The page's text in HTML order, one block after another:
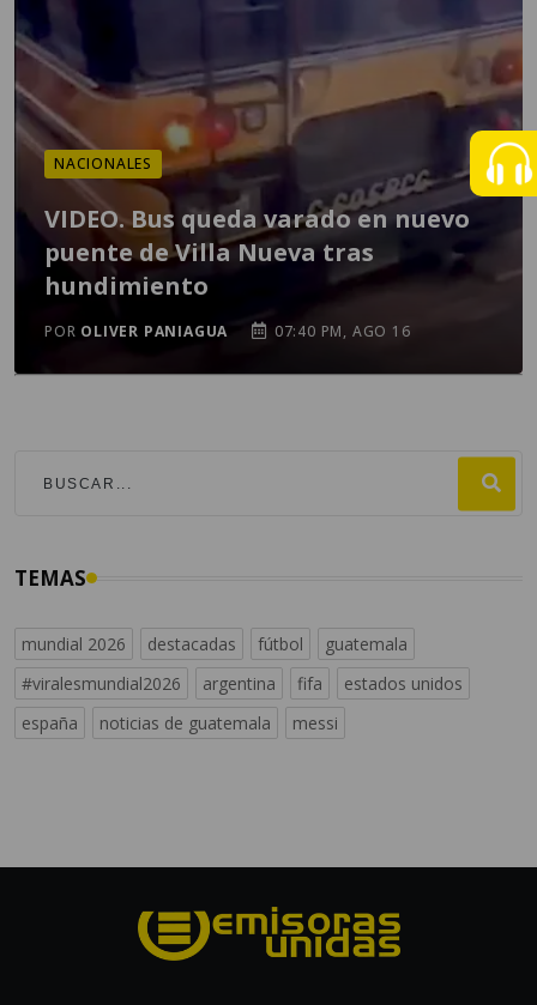
NACIONALES
VIDEO. Bus queda varado en nuevo
puente de Villa Nueva tras
hundimiento
POR OLIVER PANIAGUA 07:40 PM, AGO 16
TEMAS
mundial 2026 destacadas fútbol
guatemala
#viralesmundial2026
argentina fifa
estados unidos
españa
noticias de guatemala messi